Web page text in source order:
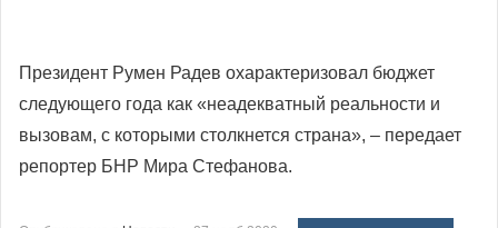
Президент Румен Радев охарактеризовал бюджет
следующего года как «неадекватный реальности и
вызовам, с которыми столкнется страна», – передает
репортер БНР Мира Стефанова.